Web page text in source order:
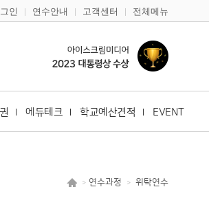
인 연수안내 고객센터 전체메뉴
에듀테크 학교예산견적 EVENT
> 연수과정 > 위탁연수